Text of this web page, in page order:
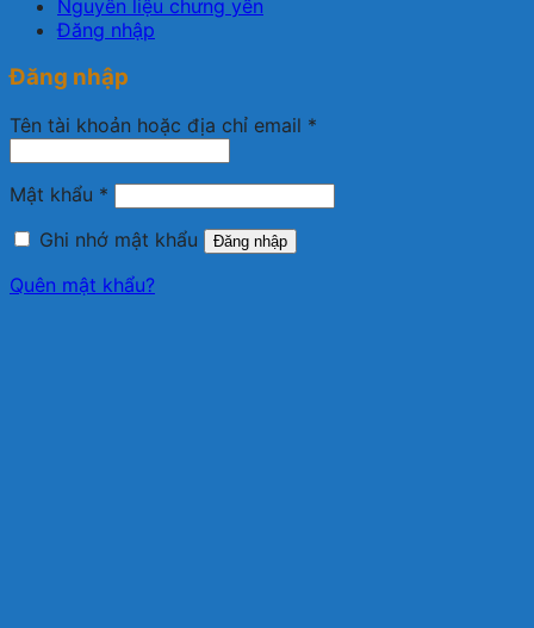
Nguyên liệu chưng yến
Đăng nhập
Đăng nhập
Tên tài khoản hoặc địa chỉ email *
Mật khẩu *
Ghi nhớ mật khẩu
Đăng nhập
Quên mật khẩu?